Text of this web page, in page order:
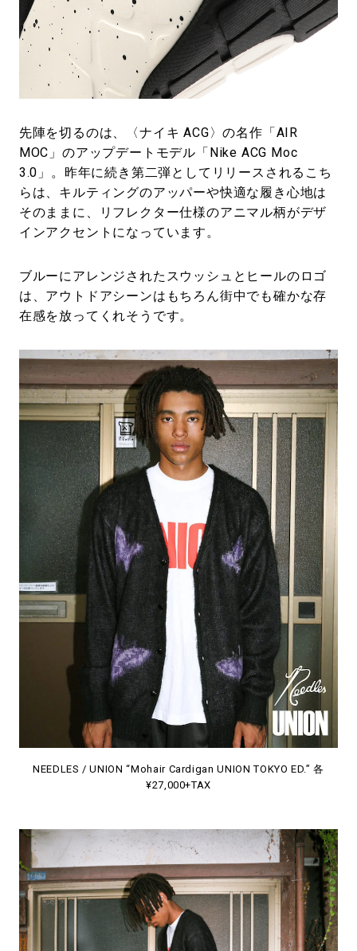
先陣を切るのは、〈ナイキ ACG〉の名作「AIR
MOC」のアップデートモデル「Nike ACG Moc
3.0」。昨年に続き第二弾としてリリースされるこち
らは、キルティングのアッパーや快適な履き心地は
そのままに、リフレクター仕様のアニマル柄がデザ
インアクセントになっています。
ブルーにアレンジされたスウッシュとヒールのロゴ
は、アウトドアシーンはもちろん街中でも確かな存
在感を放ってくれそうです。
NEEDLES / UNION “Mohair Cardigan UNION TOKYO ED.” 各
¥27,000+TAX